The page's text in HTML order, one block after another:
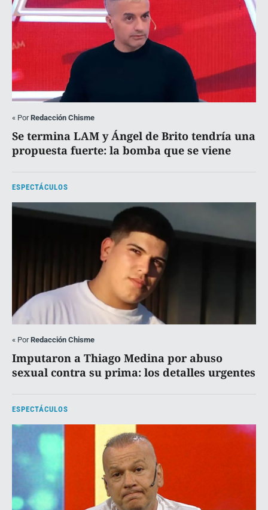
« PorRedacción Chisme
Se termina LAM y Ángel de Brito tendría una
propuesta fuerte: la bomba que se viene
ESPECTÁCULOS
« PorRedacción Chisme
Imputaron a Thiago Medina por abuso
sexual contra su prima: los detalles urgentes
ESPECTÁCULOS